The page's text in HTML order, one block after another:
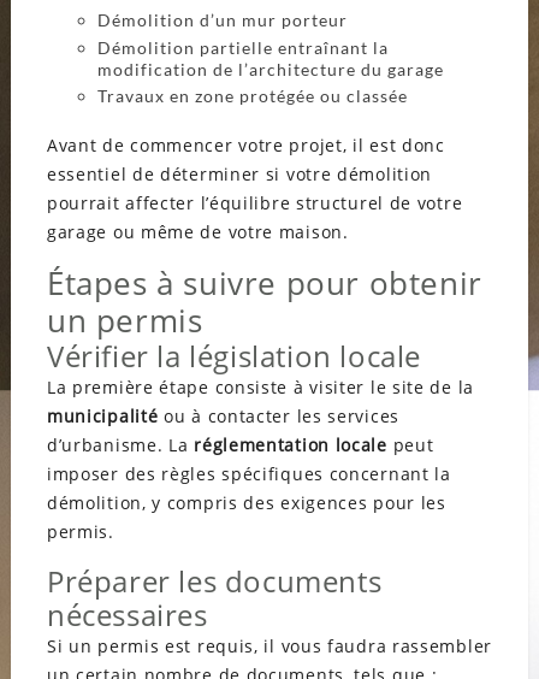
Démolition d’un mur porteur
Démolition partielle entraînant la
modification de l’architecture du garage
Travaux en zone protégée ou classée
Avant de commencer votre projet, il est donc
essentiel de déterminer si votre démolition
pourrait affecter l’équilibre structurel de votre
garage ou même de votre maison.
Étapes à suivre pour obtenir
un permis
Vérifier la législation locale
La première étape consiste à visiter le site de la
municipalité ou à contacter les services
d’urbanisme. La réglementation locale peut
imposer des règles spécifiques concernant la
démolition, y compris des exigences pour les
permis.
Préparer les documents
nécessaires
Si un permis est requis, il vous faudra rassembler